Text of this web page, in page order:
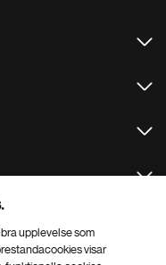
upplevelse som
visar